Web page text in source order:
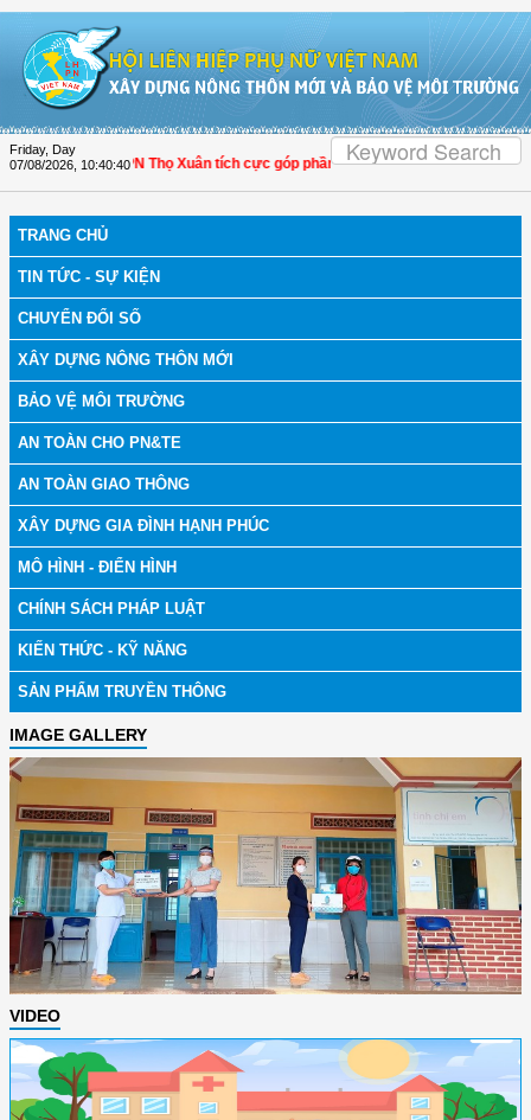
Friday, Day
07/08/2026 10:40:40
Hóa: Hội LHPN Thọ Xuân tích cực góp phần nâng cao tỷ lệ người dân tham
TRANG CHỦ
TIN TỨC - SỰ KIỆN
CHUYỂN ĐỔI SỐ
XÂY DỰNG NÔNG THÔN MỚI
BẢO VỆ MÔI TRƯỜNG
AN TOÀN CHO PN&TE
AN TOÀN GIAO THÔNG
XÂY DỰNG GIA ĐÌNH HẠNH PHÚC
MÔ HÌNH - ĐIỂN HÌNH
CHÍNH SÁCH PHÁP LUẬT
KIẾN THỨC - KỸ NĂNG
SẢN PHẨM TRUYỀN THÔNG
IMAGE GALLERY
VIDEO